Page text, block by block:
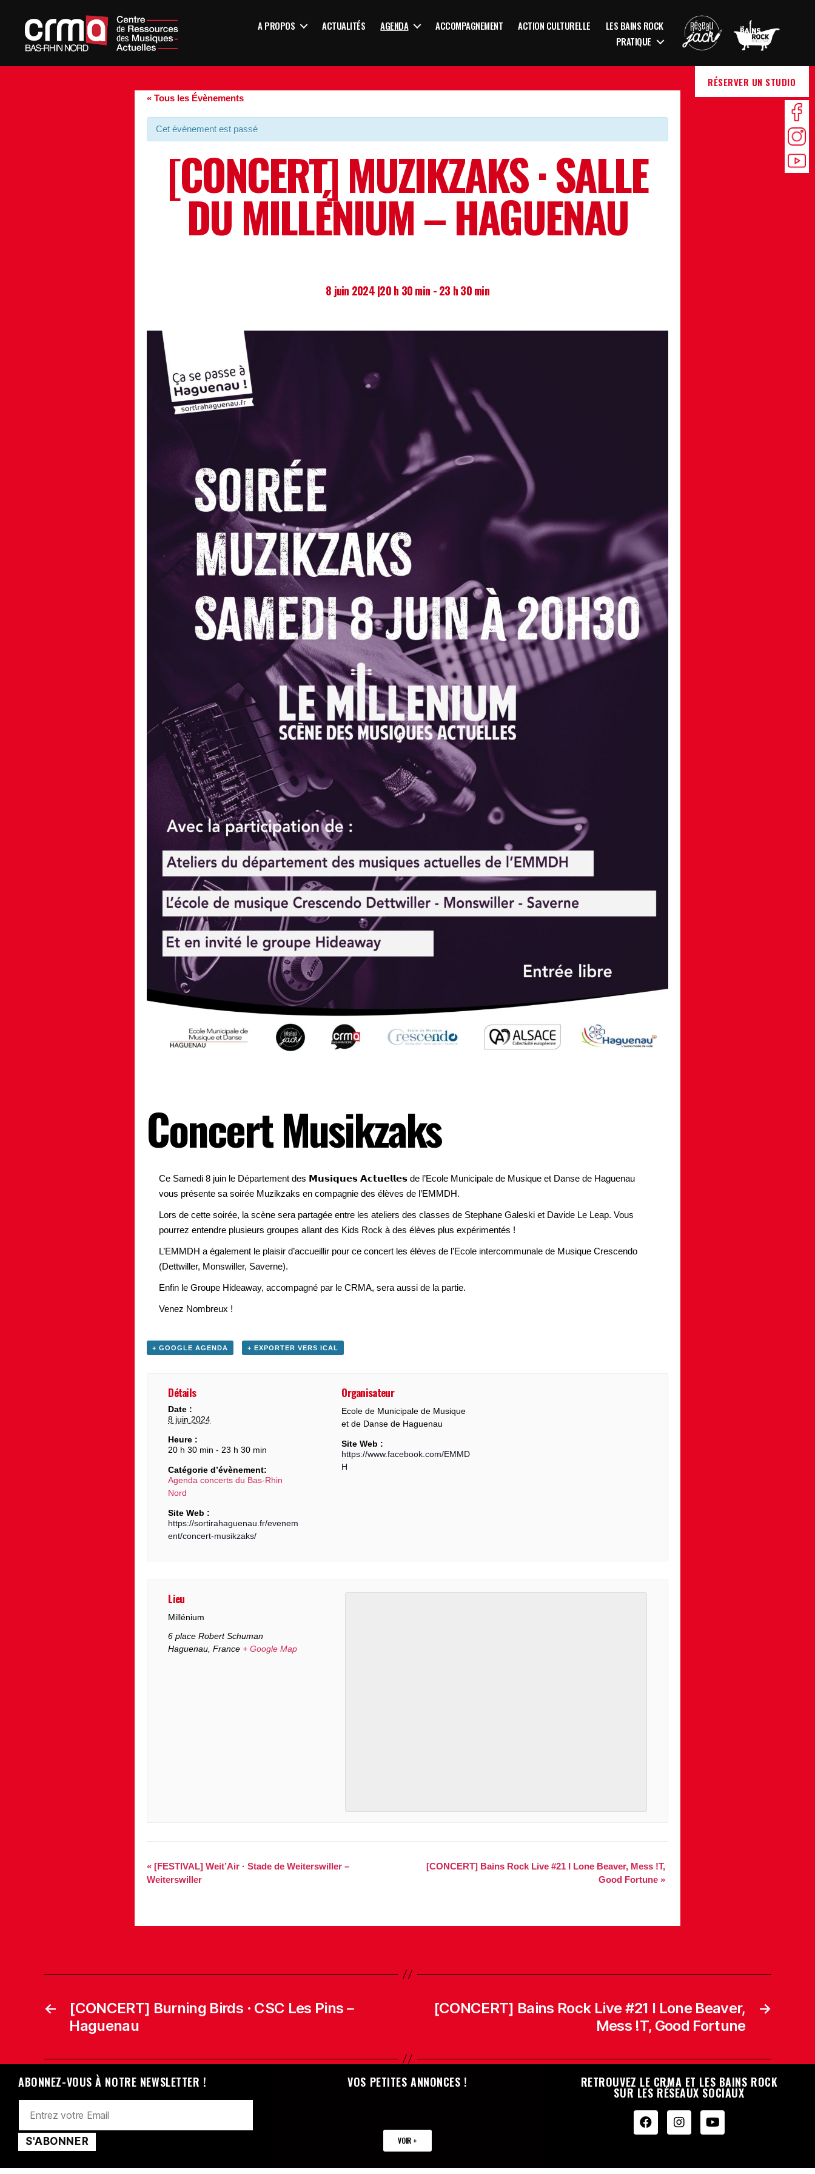
A PROPOS ACTUALITÉS AGENDA ACCOMPAGNEMENT ACTION CULTURELLE
LES BAINS ROCK
PRATIQUE
RÉSERVER UN STUDIO
« Tous les Évènements
Cet évènement est passé
[CONCERT] MUZIKZAKS · SALLE
DU MILLÉNIUM – HAGUENAU
8 juin 2024 |20 h 30 min -23 h 30 min
Concert Musikzaks
Ce Samedi 8 juin le Département des 𝗠𝘂𝘀𝗶𝗾𝘂𝗲𝘀 𝗔𝗰𝘁𝘂𝗲𝗹𝗹𝗲𝘀 de l’Ecole Municipale de Musique et Danse de Haguenau
vous présente sa soirée Muzikzaks en compagnie des élèves de l’EMMDH.
Lors de cette soirée, la scène sera partagée entre les ateliers des classes de Stephane Galeski et Davide Le Leap. Vous
pourrez entendre plusieurs groupes allant des Kids Rock à des élèves plus expérimentés !
L’EMMDH a également le plaisir d’accueillir pour ce concert les élèves de l’Ecole intercommunale de Musique Crescendo
(Dettwiller, Monswiller, Saverne).
Enfin le Groupe Hideaway, accompagné par le CRMA, sera aussi de la partie.
Venez Nombreux !
+ GOOGLE AGENDA + EXPORTER VERS ICAL
Détails
Date :
8 juin 2024
Heure :
20 h 30 min - 23 h 30 min
Catégorie d’évènement:
Agenda concerts du Bas-Rhin
Nord
Site Web :
https://sortirahaguenau.fr/evenem
ent/concert-musikzaks/
Organisateur
Ecole de Municipale de Musique
et de Danse de Haguenau
Site Web :
https://www.facebook.com/EMMD
H
Lieu
Millénium
6 place Robert Schuman
Haguenau France + Google Map
« [FESTIVAL] Weit’Air · Stade de Weiterswiller –
Weiterswiller
[CONCERT] Bains Rock Live #21 I Lone Beaver, Mess !T,
Good Fortune »
←
[CONCERT] Burning Birds · CSC Les Pins –
Haguenau
→
[CONCERT] Bains Rock Live #21 I Lone Beaver,
Mess !T, Good Fortune
ABONNEZ-VOUS À NOTRE NEWSLETTER ! VOS PETITES ANNONCES !
VOIR +
RETROUVEZ LE CRMA ET LES BAINS ROCK
SUR LES RÉSEAUX SOCIAUX